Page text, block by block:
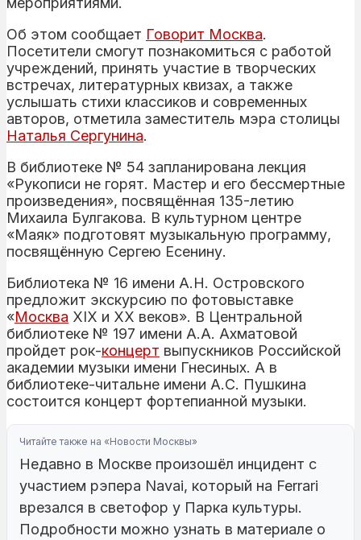
Об этом сообщает Говорит Москва.
Посетители смогут познакомиться с работой
учреждений, принять участие в творческих
встречах, литературных квизах, а также
услышать стихи классиков и современных
авторов, отметила заместитель мэра столицы
Наталья Сергунина.
В библиотеке № 54 запланирована лекция
«Рукописи не горят. Мастер и его бессмертные
произведения», посвящённая 135-летию
Михаила Булгакова. В культурном центре
«Маяк» подготовят музыкальную программу,
посвящённую Сергею Есенину.
Библиотека № 16 имени А.Н. Островского
предложит экскурсию по фотовыставке
«Москва XIX и XX веков». В Центральной
библиотеке № 197 имени А.А. Ахматовой
пройдет рок-концерт выпускников Российской
академии музыки имени Гнесиных. А в
библиотеке-читальне имени А.С. Пушкина
состоится концерт фортепианной музыки.
Читайте также на «Новости Москвы»
Недавно в Москве произошёл инцидент с
участием рэпера Navai, который на Ferrari
врезался в светофор у Парка культуры.
Подробности можно узнать в материале о